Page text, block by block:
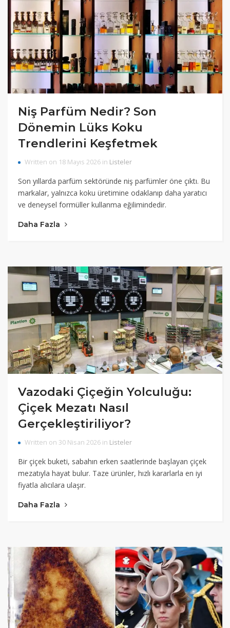
Niş Parfüm Nedir? Son
Dönemin Lüks Koku
Trendlerini Keşfetmek
Written on 18 Mayıs 2026 in Listeler
Son yıllarda parfüm sektöründe niş parfümler öne çıktı. Bu
markalar, yalnızca koku üretimine odaklanıp daha yaratıcı
ve deneysel formüller kullanma eğilimindedir.
Daha Fazla
Vazodaki Çiçeğin Yolculuğu:
Çiçek Mezatı Nasıl
Gerçekleştiriliyor?
Written on 30 Nisan 2026 in Listeler
Bir çiçek buketi, sabahın erken saatlerinde başlayan çiçek
mezatıyla hayat bulur. Taze ürünler, hızlı kararlarla en iyi
fiyatla alıcılara ulaşır.
Daha Fazla